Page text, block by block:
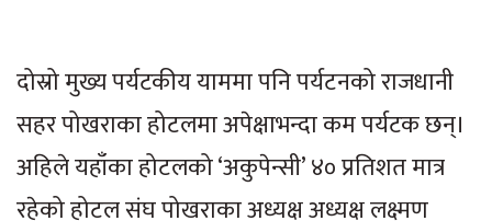
दोस्रो मुख्य पर्यटकीय याममा पनि पर्यटनको राजधानी
सहर पोखराका होटलमा अपेक्षाभन्दा कम पर्यटक छन्।
अहिले यहाँका होटलको ‘अकुपेन्सी’ ४० प्रतिशत मात्र
रहेको होटल संघ पोखराका अध्यक्ष अध्यक्ष लक्ष्मण